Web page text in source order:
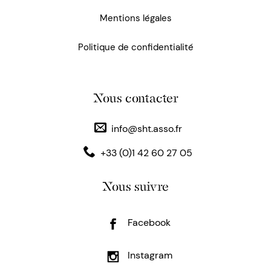
Mentions légales
Politique de confidentialité
Nous contacter
info@sht.asso.fr
+33 (0)1 42 60 27 05
Nous suivre
Facebook
Instagram